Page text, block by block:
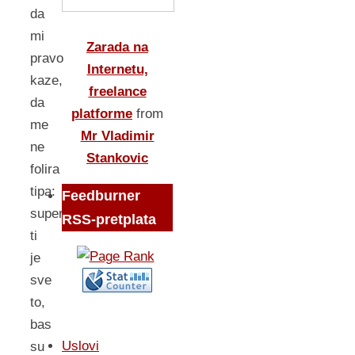
da
mi
pravo
kaze,
da
me
ne
folira
tipa:
super
ti
je
sve
to,
bas
su
Zarada na
Internetu,
freelance
platforme from
Mr Vladimir
Stankovic
Feedburner
RSS-pretplata
Uslovi